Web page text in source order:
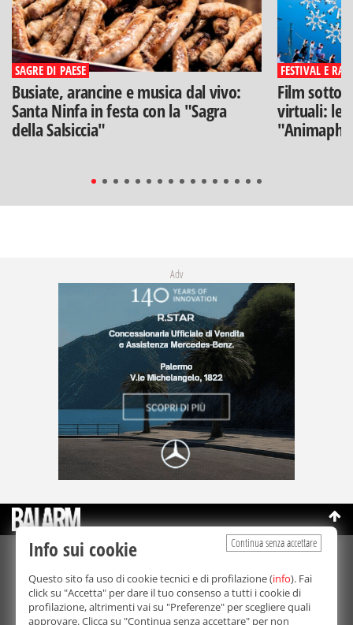
SAGRE DI PAESE
Busiate, arancine e musica dal vivo:
Santa Ninfa in festa con la "Sagra
della Salsiccia"
FESTIVAL E
Film sotto
virtuali: le
Adv
©Copyright 2003-2026
Bmedia Srl- P.IVA 07064240828
La riproduzione totale o parziale di tutti i contenuti, in qualunque
forma, su qualsiasi supporto è proibita.
Balarm.it è una testata giornalistica registrata. Autorizzazione del
Continua senza accettare
Info sui cookie
Questo sito fa uso di cookie tecnici e di profilazione (info). Fai
click su "Accetta" per dare il tuo consenso a tutti i cookie di
profilazione, altrimenti vai su "Preferenze" per scegliere quali
approvare. Clicca su "Continua senza accettare" per non